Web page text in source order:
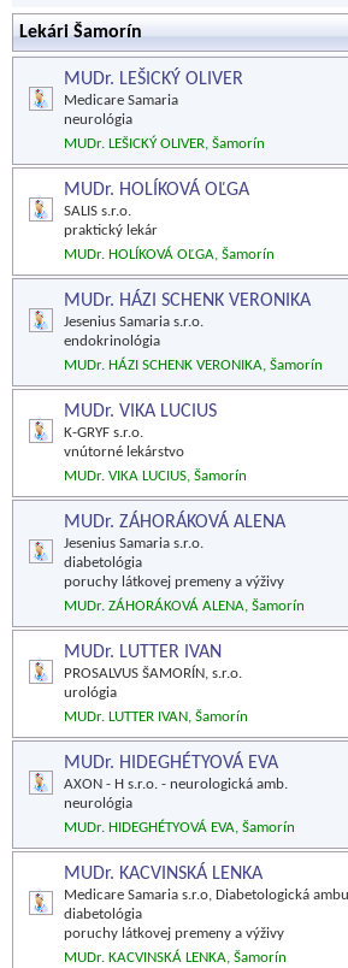
Lekári Šamorín
MUDr. LEŠICKÝ OLIVER
Medicare Samaria
neurológia
MUDr. LEŠICKÝ OLIVER, Šamorín
MUDr. HOLÍKOVÁ OĽGA
SALIS s.r.o.
praktický lekár
MUDr. HOLÍKOVÁ OĽGA, Šamorín
MUDr. HÁZI SCHENK VERONIKA
Jesenius Samaria s.r.o.
endokrinológia
MUDr. HÁZI SCHENK VERONIKA, Šamorín
MUDr. VIKA LUCIUS
K-GRYF s.r.o.
vnútorné lekárstvo
MUDr. VIKA LUCIUS, Šamorín
MUDr. ZÁHORÁKOVÁ ALENA
Jesenius Samaria s.r.o.
diabetológia
poruchy látkovej premeny a výživy
MUDr. ZÁHORÁKOVÁ ALENA, Šamorín
MUDr. LUTTER IVAN
PROSALVUS ŠAMORÍN, s.r.o.
urológia
MUDr. LUTTER IVAN, Šamorín
MUDr. HIDEGHÉTYOVÁ EVA
AXON - H s.r.o. - neurologická amb.
neurológia
MUDr. HIDEGHÉTYOVÁ EVA, Šamorín
MUDr. KACVINSKÁ LENKA
Medicare Samaria s.r.o, Diabetologická
diabetológia
poruchy látkovej premeny a výživy
MUDr. KACVINSKÁ LENKA, Šamorín